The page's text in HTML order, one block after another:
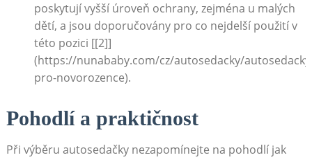
poskytují vyšší úroveň ochrany, zejména u malých
dětí, a jsou doporučovány pro co nejdelší použití v
této pozici [[2]]
(https://nunababy.com/cz/autosedacky/
pro-novorozence).
Pohodlí a praktičnost
Při výběru autosedačky nezapomínejte na pohodlí jak